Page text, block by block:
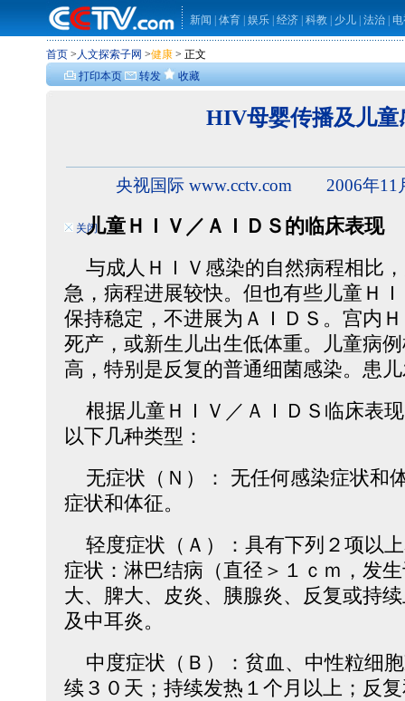
新闻 体育 娱乐 经济 科教 少儿 法治
首页 > 人文探索子网 >健康 > 正文
打印本页
转发 收藏
关闭
HIV母婴传播及儿童
央视国际 www.cctv.com 2006年11
儿童ＨＩＶ／ＡＩＤＳ的临床表现
与成人ＨＩＶ感染的自然病程相比
急，病程进展较快。但也有些儿童Ｈ
保持稳定，不进展为ＡＩＤＳ。宫内
死产，或新生儿出生低体重。儿童病
高，特别是反复的普通细菌感染。患
根据儿童ＨＩＶ／ＡＩＤＳ临床表
以下几种类型：
无症状（Ｎ）： 无任何感染症状和
症状和体征。
轻度症状（Ａ）：具有下列２项以
症状：淋巴结病（直径＞１ｃｍ，发
大、脾大、皮炎、胰腺炎、反复或持
及中耳炎。
中度症状（Ｂ）：贫血、中性粒细
续３０天；持续发热１个月以上；反